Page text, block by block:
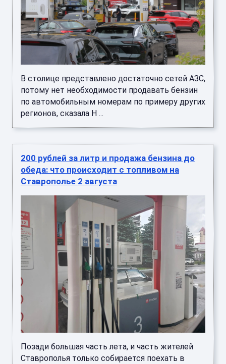
В столице представлено достаточно сетей АЗС,
потому нет необходимости продавать бензин
по автомобильным номерам по примеру других
регионов, сказала Н ...
200 рублей за литр и продажа бензина до
обеда: что происходит с топливом на
Ставрополье 2 августа
Позади большая часть лета, и часть жителей
Ставрополья только собирается поехать в